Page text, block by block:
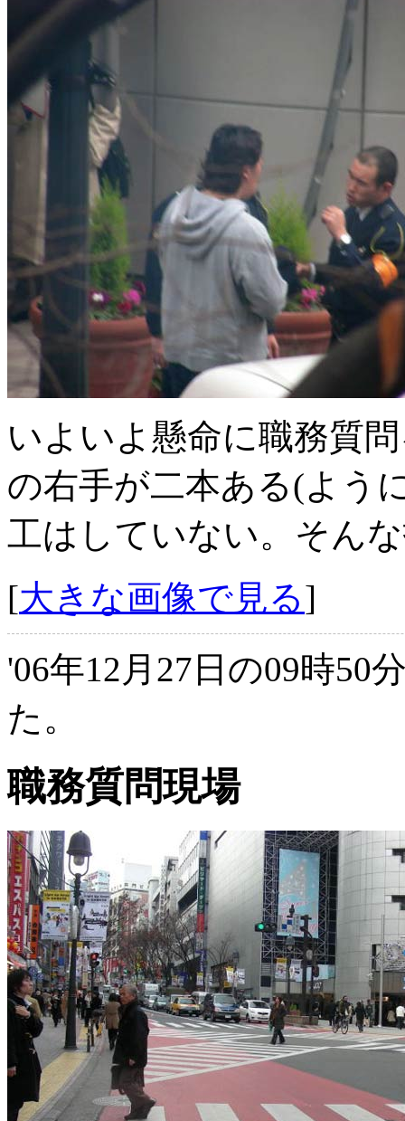
いよいよ懸命に職務質
の右手が二本ある(よう
工はしていない。そん
[大きな画像で見る]
'06年12月27日の09時50
た。
職務質問現場